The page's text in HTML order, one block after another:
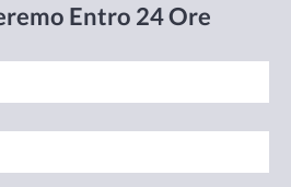
Entro 24 Ore